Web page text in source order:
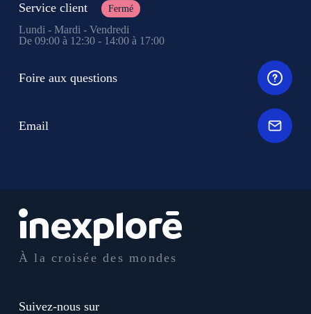
À la croisée des mondes
Suivez-nous sur
Service client Fermé
Lundi - Mardi - Vendredi
De 09:00 à 12:30 - 14:00 à 17:00
Foire aux questions
Email